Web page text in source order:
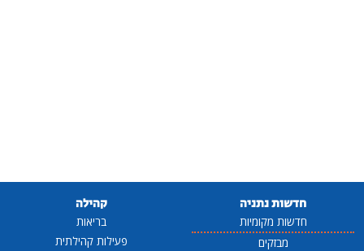
חדשות נתניה
חדשות מקומיות
מבזקים
קהילה
בריאות
פעילות קהילתית